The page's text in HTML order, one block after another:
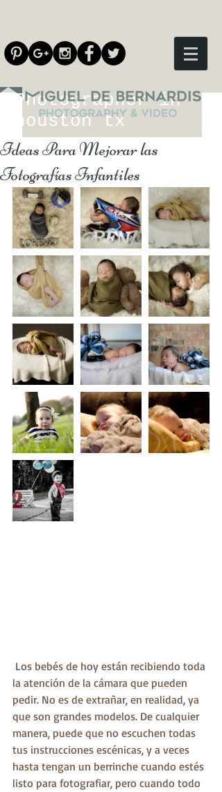
Photographer in
houston tx
Ideas Para Mejorar las
Fotografías Infantiles
la atención de la cámara que pueden
pedir. No es de extrañar, en realidad, ya
que son grandes modelos. De cualquier
manera, puede que no escuchen todas
tus instrucciones escénicas, y a veces
hasta tengan un berrinche cuando estés
listo para fotografiar, pero cuando todo